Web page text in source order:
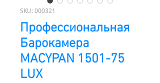
SKU: 000321
Профессиональная
Барокамера
МАСYPAN 1501-75
LUX